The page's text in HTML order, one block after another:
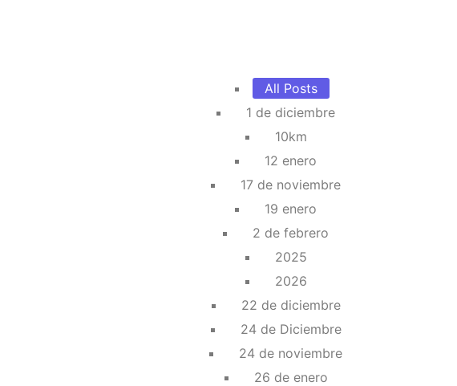
All Posts
1 de diciembre
10km
12 enero
17 de noviembre
19 enero
2 de febrero
2025
2026
22 de diciembre
24 de Diciembre
24 de noviembre
26 de enero